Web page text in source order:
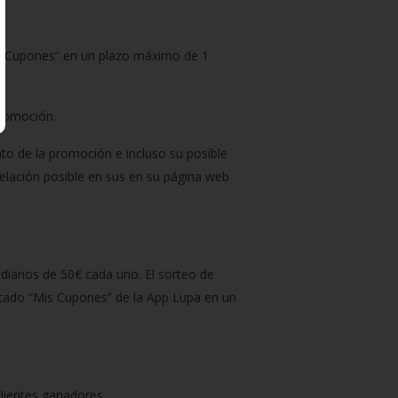
en un plazo máximo de 1
de la promoción e incluso su posible
posible en sus en su página web
de 50€ cada uno. El sorteo de
“Mis Cupones” de la App Lupa en un